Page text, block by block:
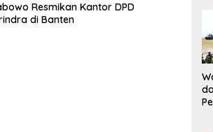
Resmikan Kantor DPD
di Banten